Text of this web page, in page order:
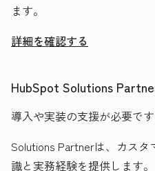
ます。
詳細を確認する
HubSpot Solutions
導入や実装の支援が必要で
Solutions Partnerは、カス
識と実務経験を提供します。